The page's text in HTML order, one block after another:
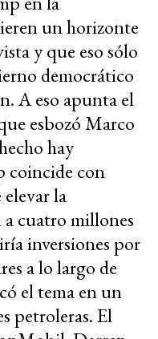
un horizonte
y que eso sólo
democrático
A eso apunta el
esbozó Marco
hay
coincide con
la
cuatro millones
inversiones por
a lo largo de
el tema en un
petroleras. El